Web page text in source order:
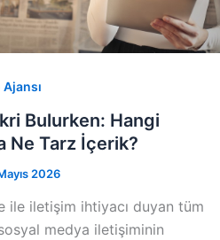
Bulurken: Hangi
Ne Tarz İçerik?
2026
ile iletişim ihtiyacı duyan tüm
medya iletişiminin